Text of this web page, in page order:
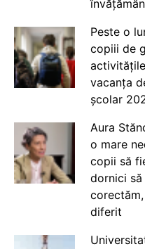
Peste o
copiii de
vacanța
școlar
Aura
o mare
copii să
dornici să
diferit